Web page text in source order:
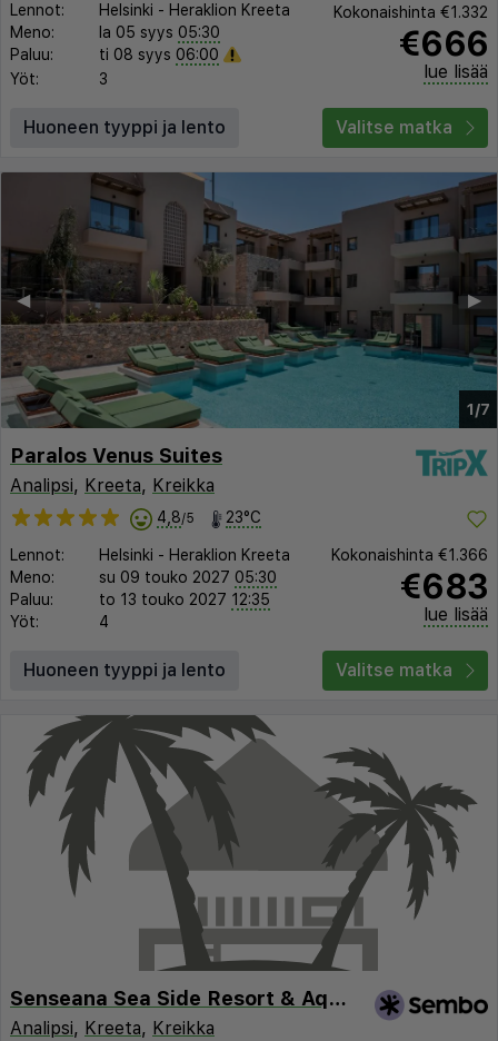
Lennot: Helsinki - Heraklion Kreeta
Meno:
la 05 syys 05:30
Paluu:
ti 08 syys 06:00
Yöt:
3
Kokonaishinta €1.332
€666
lue lisää
Huoneen tyyppi ja lento Valitse matka
1/7
▶︎
◀︎
Paralos Venus Suites
Analipsi, Kreeta, Kreikka
4,8/5 23°C
Lennot: Helsinki - Heraklion Kreeta
Meno:
su 09 touko 2027 05:30
Paluu:
to 13 touko 2027 12:35
Yöt:
4
Kokonaishinta €1.366
€683
lue lisää
Huoneen tyyppi ja lento Valitse matka
Senseana Sea Side Resort & Aquadventure -
Analipsi, Kreeta, Kreikka